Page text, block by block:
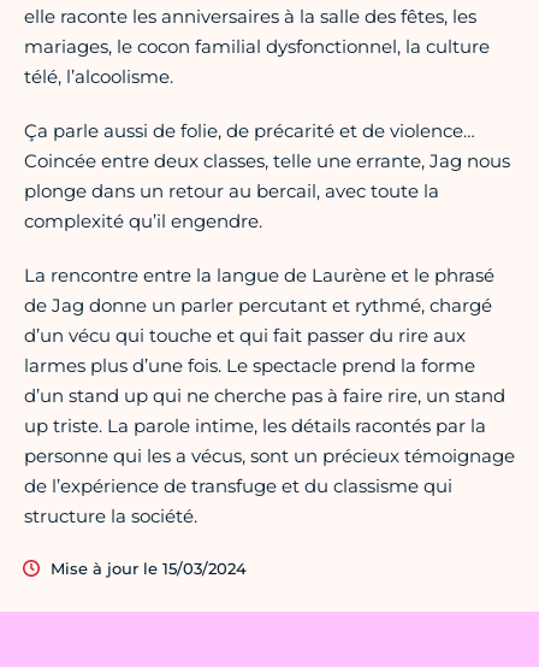
elle raconte les anniversaires à la salle des fêtes, les
mariages, le cocon familial dysfonctionnel, la culture
télé, l’alcoolisme.
Ça parle aussi de folie, de précarité et de violence…
Coincée entre deux classes, telle une errante, Jag nous
plonge dans un retour au bercail, avec toute la
complexité qu’il engendre.
La rencontre entre la langue de Laurène et le phrasé
de Jag donne un parler percutant et rythmé, chargé
d’un vécu qui touche et qui fait passer du rire aux
larmes plus d’une fois. Le spectacle prend la forme
d’un stand up qui ne cherche pas à faire rire, un stand
up triste. La parole intime, les détails racontés par la
personne qui les a vécus, sont un précieux témoignage
de l’expérience de transfuge et du classisme qui
structure la société.
Mise à jour le 15/03/2024